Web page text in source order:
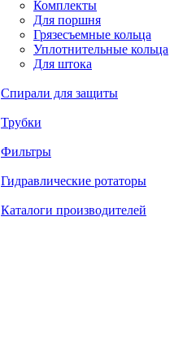
Комплекты
Для поршня
Грязесъемные кольца
Уплотнительные кольца
Для штока
Спирали для защиты
Трубки
Фильтры
Гидравлические ротаторы
Каталоги производителей